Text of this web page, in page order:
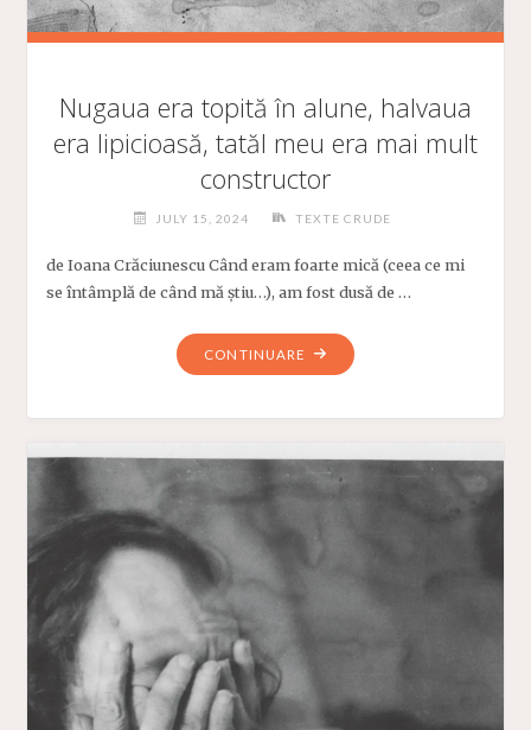
Nugaua era topită în alune, halvaua
era lipicioasă, tatăl meu era mai mult
constructor
JULY 15, 2024 TEXTE CRUDE
de Ioana Crăciunescu Când eram foarte mică (ceea ce mi
se întâmplă de când mă știu…), am fost dusă de …
CONTINUARE
"NUGAUA
ERA
ALUNE,
HALVAUA
LIPICIOASĂ,
TATĂL
CONSTRUCTOR"